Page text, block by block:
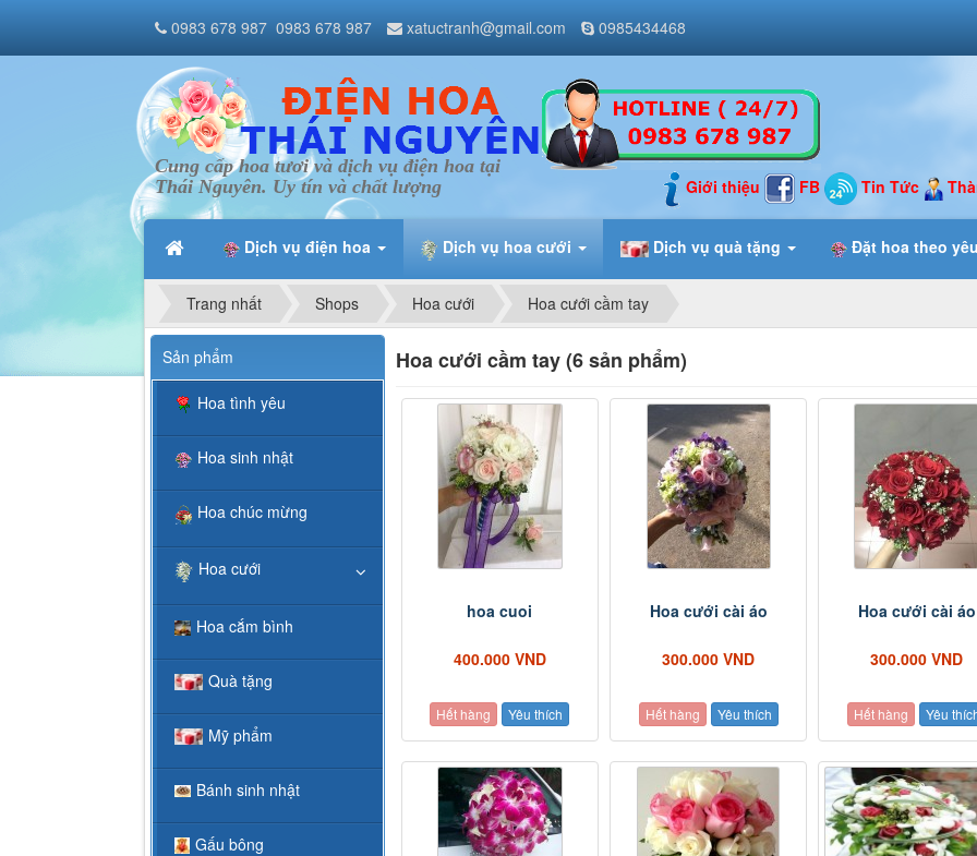
Cung cấp hoa tươi và dịch vụ điện hoa tại
Thái Nguyên. Uy tín và chất lượng
Giới thiệu FB Tin Tức
Dịch vụ điện hoa Dịch vụ hoa cưới Dịch vụ quà tặng Đặt hoa theo
0983 678 987 0983 678 987 xatuctranh@gmail.com 0985434468
Trang nhất Shops Hoa cưới Hoa cưới cầm tay
Hoa cưới cầm tay (6 sản phẩm)
hoa cuoi
400.000 VND
Hết hàng Yêu thích
Hoa cưới cài áo
300.000 VND
Hết hàng Yêu thích
Hoa cưới cài áo
300.000 VND
Hết hàng Yêu
Sản phẩm
Hoa tình yêu
Hoa sinh nhật
Hoa chúc mừng
Hoa cưới
Hoa cắm bình
Quà tặng
Mỹ phẩm
Bánh sinh nhật
Gấu bông